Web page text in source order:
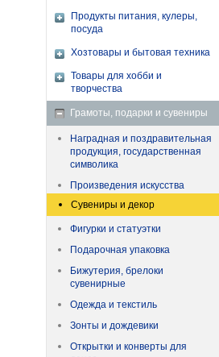
Продукты питания, кулеры,
посуда
Хозтовары и бытовая техника
Товары для хобби и
творчества
Грамоты, подарки и сувениры
Наградная и поздравительная
продукция, государственная
символика
Произведения искусства
Сувениры и декор
Фигурки и статуэтки
Подарочная упаковка
Бижутерия, брелоки
сувенирные
Одежда и текстиль
Зонты и дождевики
Открытки и конверты для